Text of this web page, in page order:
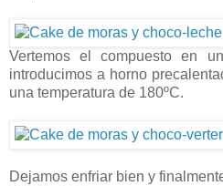
Vertemos el compuesto en
introducimos a horno
una temperatura de 180ºC.
Dejamos enfriar bien y